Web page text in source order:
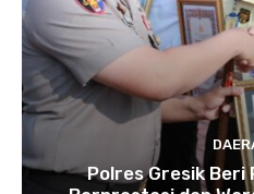
Polres Gresik Beri